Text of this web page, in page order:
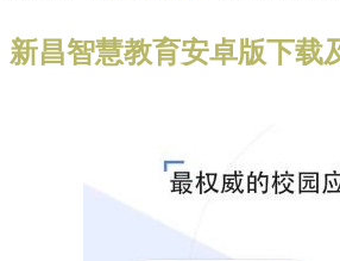
新昌智慧教育安卓版下载